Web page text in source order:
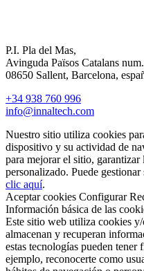
P.I. Pla del Mas,
Avinguda Països Catalans
08650 Sallent, Barcelona,
+34 938 760 996
info@innaltech.com
Nuestro sitio utiliza cookies
dispositivo y su actividad de
para mejorar el sitio,
personalizado. Puede
clic aquí.
Aceptar cookies Configurar
Información básica de las
Este sitio web utiliza cookies
almacenan y recuperan
estas tecnologías pueden
ejemplo, reconocerte como